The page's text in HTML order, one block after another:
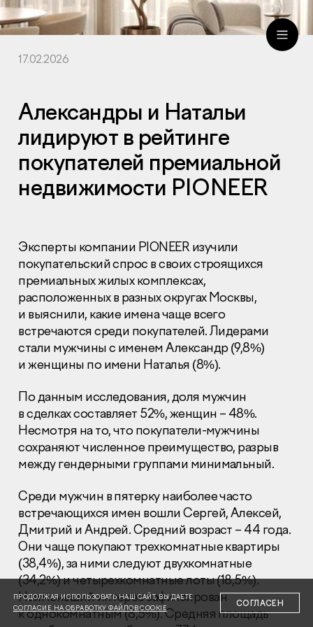
Раскрытие информации
Правовая информация
Сообщить о коррупции
+7 (495) 502 95 59
Отдел продаж
+7 (495) 641-35-35
Заказать звонок
© 2001-2026 Компания «Пионер»
17.02.2026
Александры и Натальи
лидируют в рейтинге
покупателей премиальной
недвижимости PIONEER
Эксперты компании PIONEER изучили
покупательский спрос в своих строящихся
премиальных жилых комплексах,
расположенных в разных округах Москвы,
и выяснили, какие имена чаще всего
встречаются среди покупателей. Лидерами
стали мужчины с именем Александр (9,8%)
и женщины по имени Наталья (8%).
По данным исследования, доля мужчин
в сделках составляет 52%, женщин – 48%.
Несмотря на то, что покупатели-мужчины
сохраняют численное преимущество, разрыв
между гендерными группами минимальный.
Среди мужчин в пятерку наиболее часто
встречающихся имен вошли Сергей, Алексей,
Дмитрий и Андрей. Средний возраст – 44 года.
Они чаще покупают трехкомнатные квартиры
(38,4%), за ними следуют двухкомнатные
(34,2%) и четырехкомнатные лоты (18,5%).
Наименьший интерес зафиксирован
к однокомнатным (8,5%). Средняя площадь
ПРОДОЛЖАЯ ИСПОЛЬЗОВАТЬ НАШ САЙТ, ВЫ ДАЕТЕ
СОГЛАСИЕ НА ОБРАБОТКУ ФАЙЛОВ COOKIE
СОГЛАСЕН